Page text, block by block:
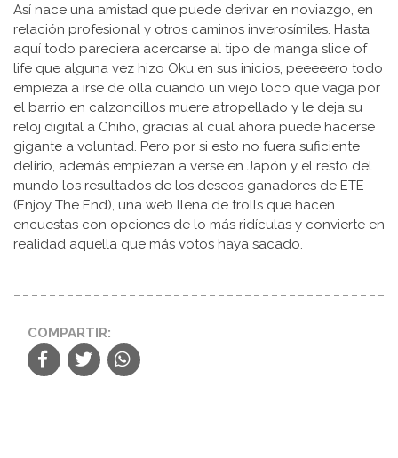
Así nace una amistad que puede derivar en noviazgo, en
relación profesional y otros caminos inverosímiles. Hasta
aquí todo pareciera acercarse al tipo de manga slice of
life que alguna vez hizo Oku en sus inicios, peeeeero todo
empieza a irse de olla cuando un viejo loco que vaga por
el barrio en calzoncillos muere atropellado y le deja su
reloj digital a Chiho, gracias al cual ahora puede hacerse
gigante a voluntad. Pero por si esto no fuera suficiente
delirio, además empiezan a verse en Japón y el resto del
mundo los resultados de los deseos ganadores de ETE
(Enjoy The End), una web llena de trolls que hacen
encuestas con opciones de lo más ridículas y convierte en
realidad aquella que más votos haya sacado.
COMPARTIR: